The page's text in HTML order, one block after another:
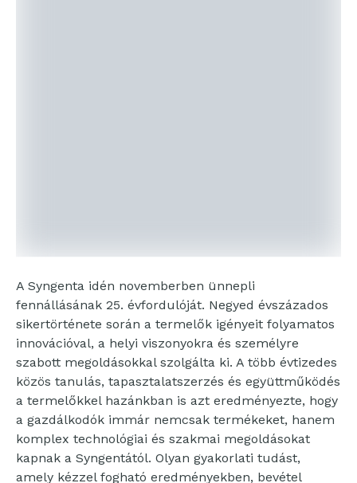
A Syngenta idén novemberben ünnepli
fennállásának 25. évfordulóját. Negyed évszázados
sikertörténete során a termelők igényeit folyamatos
innovációval, a helyi viszonyokra és személyre
szabott megoldásokkal szolgálta ki. A több évtizedes
közös tanulás, tapasztalatszerzés és együttműködés
a termelőkkel hazánkban is azt eredményezte, hogy
a gazdálkodók immár nemcsak termékeket, hanem
komplex technológiai és szakmai megoldásokat
kapnak a Syngentától. Olyan gyakorlati tudást,
amely kézzel fogható eredményekben, bevétel